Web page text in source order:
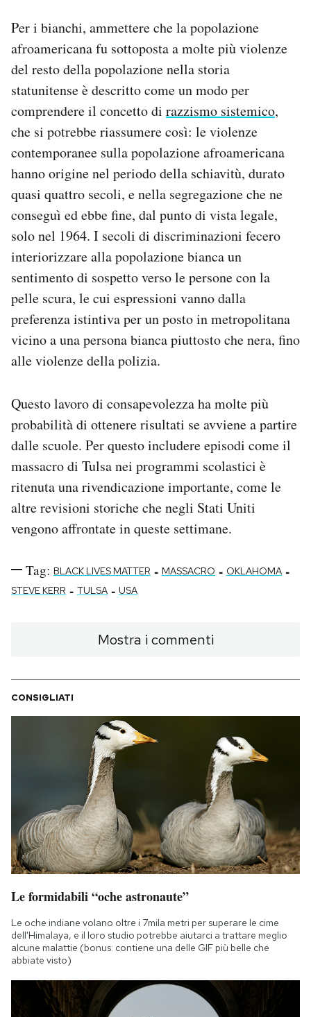
Per i bianchi, ammettere che la popolazione
afroamericana fu sottoposta a molte più violenze
del resto della popolazione nella storia
statunitense è descritto come un modo per
comprendere il concetto di razzismo sistemico,
che si potrebbe riassumere così: le violenze
contemporanee sulla popolazione afroamericana
hanno origine nel periodo della schiavitù, durato
quasi quattro secoli, e nella segregazione che ne
conseguì ed ebbe fine, dal punto di vista legale,
solo nel 1964. I secoli di discriminazioni fecero
interiorizzare alla popolazione bianca un
sentimento di sospetto verso le persone con la
pelle scura, le cui espressioni vanno dalla
preferenza istintiva per un posto in metropolitana
vicino a una persona bianca piuttosto che nera, fino
alle violenze della polizia.
Questo lavoro di consapevolezza ha molte più
probabilità di ottenere risultati se avviene a partire
dalle scuole. Per questo includere episodi come il
massacro di Tulsa nei programmi scolastici è
ritenuta una rivendicazione importante, come le
altre revisioni storiche che negli Stati Uniti
vengono affrontate in queste settimane.
Tag: BLACK LIVES MATTER - MASSACRO - OKLAHOMA -
STEVE KERR - TULSA - USA
Mostra i commenti
CONSIGLIATI
Le formidabili “oche astronaute”
Le oche indiane volano oltre i 7mila metri per superare le cime
dell'Himalaya, e il loro studio potrebbe aiutarci a trattare meglio
alcune malattie (bonus: contiene una delle GIF più belle che
abbiate visto)